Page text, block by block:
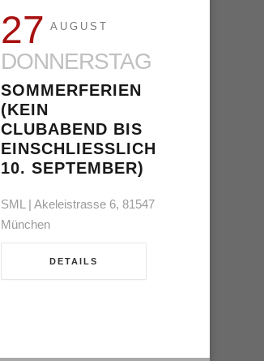
27 AUGUST
DONNERSTAG
SOMMERFERIEN
(KEIN
CLUBABEND BIS
EINSCHLIESSLICH 1
0. SEPTEMBER)
SML | Akeleistrasse 6, 81547
München
DETAILS